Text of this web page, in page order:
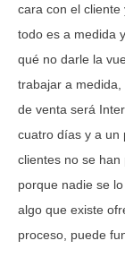
cara con el
todo es a medida
qué no darle la
trabajar a medida,
de venta será
cuatro días y a un
clientes no se han
porque nadie se
algo que existe
proceso, puede